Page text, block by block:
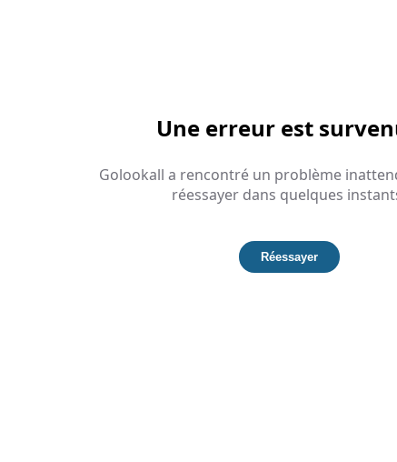
Une erreur est
Golookall a rencontré un problème
réessayer dans quelques
Réessayer